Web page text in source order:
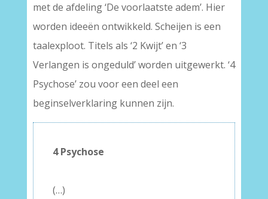
met de afdeling ‘De voorlaatste adem’. Hier
worden ideeën ontwikkeld. Scheijen is een
taalexploot. Titels als ‘2 Kwijt’ en ‘3
Verlangen is ongeduld’ worden uitgewerkt. ‘4
Psychose’ zou voor een deel een
beginselverklaring kunnen zijn.
4 Psychose
(…)